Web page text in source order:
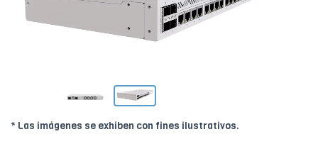
* Las imágenes se exhiben con fines ilustrativos.